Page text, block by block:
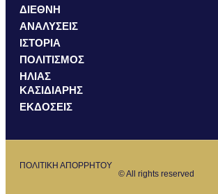
ΔΙΕΘΝΗ
ΑΝΑΛΥΣΕΙΣ
ΙΣΤΟΡΙΑ
ΠΟΛΙΤΙΣΜΟΣ
ΗΛΙΑΣ
ΚΑΣΙΔΙΑΡΗΣ
ΕΚΔΟΣΕΙΣ
ΠΟΛΙΤΙΚΗ ΑΠΟΡΡΗΤΟΥ
© All rights reserved